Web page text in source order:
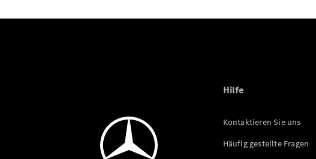
Hilfe
Kontaktieren Sie uns
Häufig gestellte Fragen